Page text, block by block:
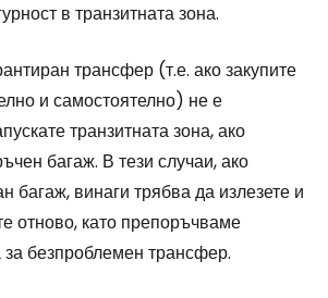
в транзитната зона.
трансфер (т.е. ако закупите
и самостоятелно) не е
транзитната зона, ако
багаж. В тези случаи, ако
багаж, винаги трябва да излезете и
отново, като препоръчваме
безпроблемен трансфер.